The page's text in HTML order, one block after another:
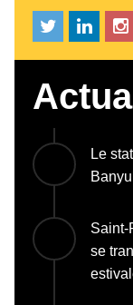
Le
Saint-
se